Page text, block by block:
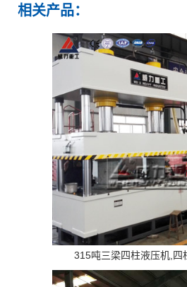
相关产品：
315吨三梁四柱液压机,四